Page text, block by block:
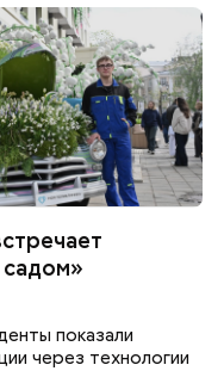
показали
через технологии